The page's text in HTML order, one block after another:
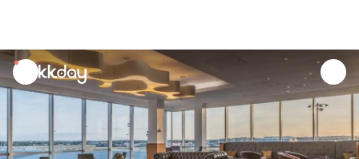
unread
notifications